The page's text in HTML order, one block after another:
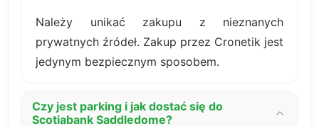
Należy unikać zakupu z nieznanych
prywatnych źródeł. Zakup przez Cronetik jest
jedynym bezpiecznym sposobem.
Czy jest parking i jak dostać się do
Scotiabank Saddledome?